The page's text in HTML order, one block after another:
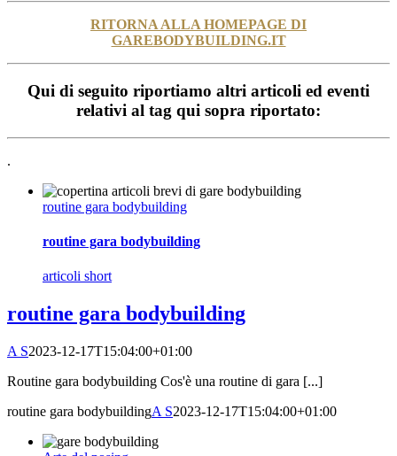
RITORNA ALLA HOMEPAGE DI
GAREBODYBUILDING.IT
Qui di seguito riportiamo altri articoli ed eventi
relativi al tag qui sopra riportato:
.
routine gara bodybuilding
routine gara bodybuilding
articoli short
routine gara bodybuilding
A S2023-12-17T15:04:00+01:00
Routine gara bodybuilding Cos'è una routine di gara [...]
routine gara bodybuildingA S2023-12-17T15:04:00+01:00